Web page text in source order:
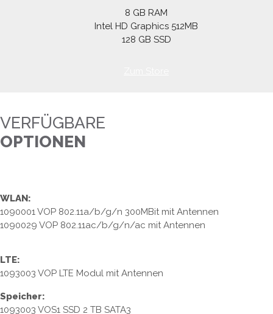
8 GB RAM
Intel HD Graphics 512MB
128 GB SSD
VERFÜGBARE
OPTIONEN
WLAN:
1090001 VOP 802.11a/b/g/n 300MBit mit Antennen
1090029 VOP 802.11ac/b/g/n/ac mit Antennen
LTE:
1093003 VOP LTE Modul mit Antennen
Speicher:
1093003 VOS1 SSD 2 TB SATA3